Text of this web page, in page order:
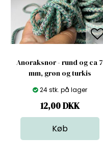
Anoraksnor - rund og ca 7
mm, grøn og turkis
24 stk. på lager
12,00DKK